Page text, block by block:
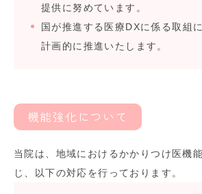
提供に努めています。
国が推進する医療DXに係る取組
計画的に推進いたします。
機能強化について
当院は、地域におけるかかりつけ医機
じ、以下の対応を行っております。